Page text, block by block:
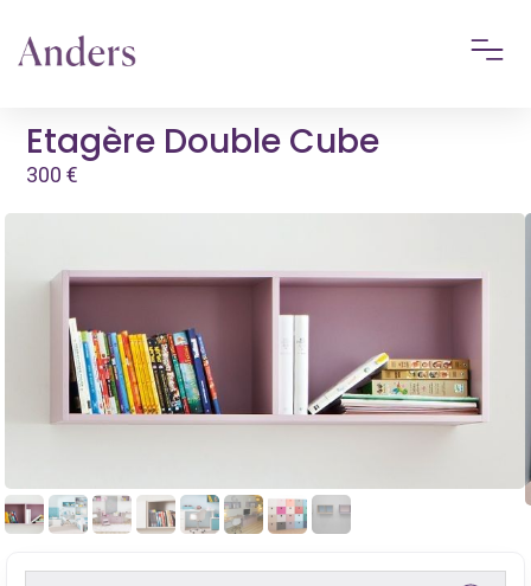
Etagère Double Cube
300€